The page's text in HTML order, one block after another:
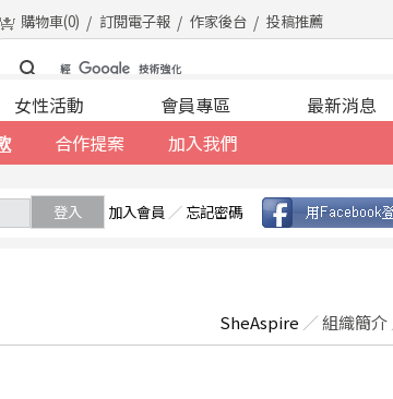
購物車(0) 訂閱電子報 作家後台 投稿推薦
合作提案 加入我們
女性活動 會員專區 最新消息
登入 加入會員 ／ 忘記密碼
SheAspire ／組織簡介